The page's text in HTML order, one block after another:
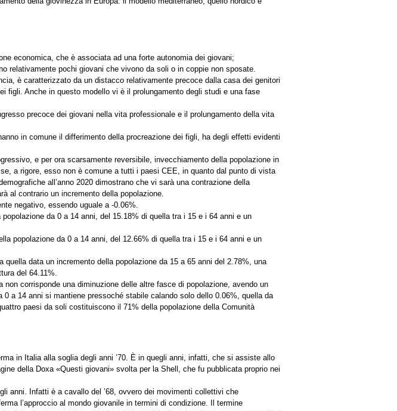
economica, che è associata ad una forte autonomia dei giovani;
relativamente pochi giovani che vivono da soli o in coppie non sposate.
è caratterizzato da un distacco relativamente precoce dalla casa dei genitori
figli. Anche in questo modello vi è il prolungamento degli studi e una fase
precoce dei giovani nella vita professionale e il prolungamento della vita
in comune il differimento della procreazione dei figli, ha degli effetti evidenti
e per ora scarsamente reversibile, invecchiamento della popolazione in
a rigore, esso non è comune a tutti i paesi CEE, in quanto dal punto di vista
all’anno 2020 dimostrano che vi sarà una contrazione della
al contrario un incremento della popolazione.
negativo, essendo uguale a -0.06%.
da 0 a 14 anni, del 15.18% di quella tra i 15 e i 64 anni e un
popolazione da 0 a 14 anni, del 12.66% di quella tra i 15 e i 64 anni e un
data un incremento della popolazione da 15 a 65 anni del 2.78%, una
del 64.11%.
non corrisponde una diminuzione delle altre fasce di popolazione, avendo un
a 14 anni si mantiene pressoché stabile calando solo dello 0.06%, quella da
paesi da soli costituiscono il 71% della popolazione della Comunità
in Italia alla soglia degli anni ’70. È in quegli anni, infatti, che si assiste allo
della Doxa «Questi giovani» svolta per la Shell, che fu pubblicata proprio nei
anni. Infatti è a cavallo del ’68, ovvero dei movimenti collettivi che
l’approccio al mondo giovanile in termini di condizione. Il termine